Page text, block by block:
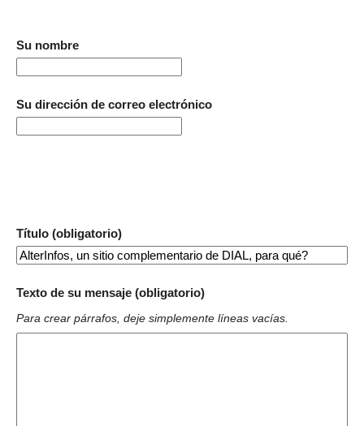
Su nombre
Su dirección de correo electrónico
Título (obligatorio)
Texto de su mensaje (obligatorio)
Para crear párrafos, deje simplemente líneas vacías.